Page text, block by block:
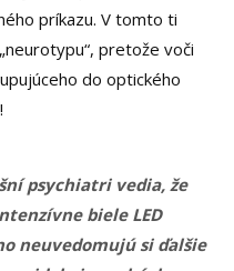
príkazu. V tomto ti
pretože voči
do optického
psychiatri vedia, že
biele LED
neuvedomujú si ďalšie